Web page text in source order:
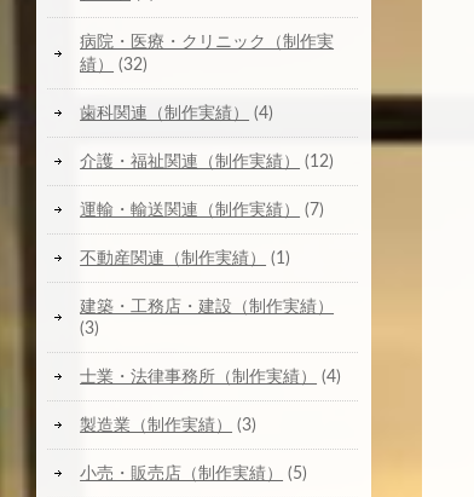
病院・医療・クリニック（制作実
績）
(32)
歯科関連（制作実績） (4)
介護・福祉関連（制作実績） (12)
運輸・輸送関連（制作実績） (7)
不動産関連（制作実績） (1)
建築・工務店・建設（制作実績）
(3)
士業・法律事務所（制作実績） (4)
製造業（制作実績） (3)
小売・販売店（制作実績） (5)